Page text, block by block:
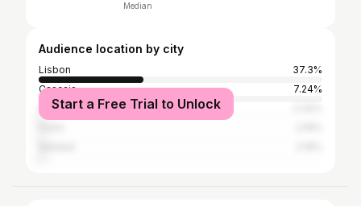
Median
Audience location by city
Lisbon
37.3%
Cascais
7.24%
Oeiras
Start a Free Trial to Unlock